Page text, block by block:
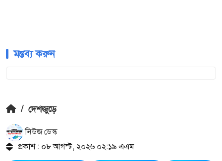
মন্তব্য করুন
/ দেশজুড়ে
নিউজ ডেস্ক
প্রকাশ : ০৮ আগস্ট, ২০২৬ ০২:১৯ এএম